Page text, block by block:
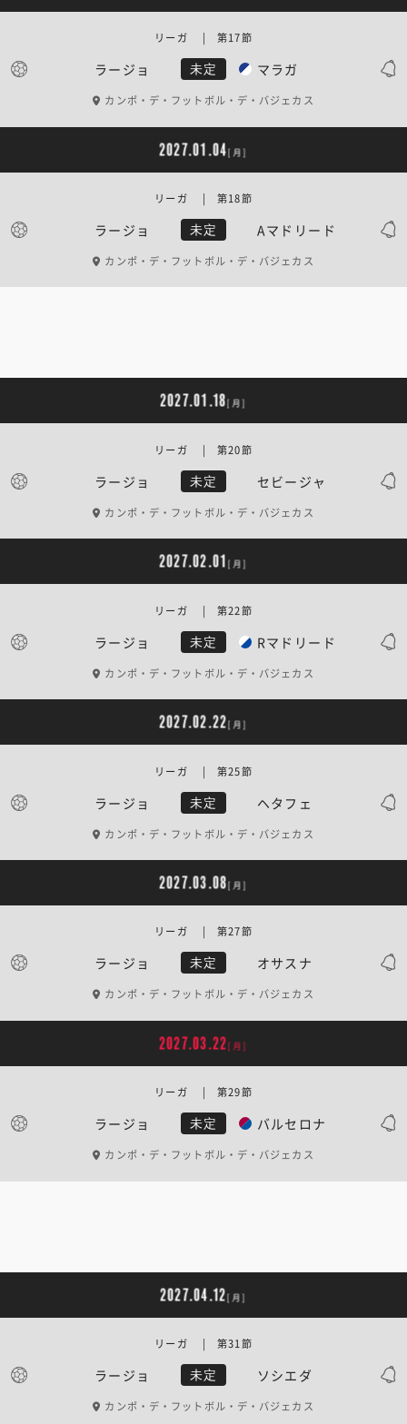
ラージョ 未定 マラガ
リーガ | 第17節
カンポ・デ・フットボル・デ・バジェカス
2027.01.04[月]
ラージョ 未定 Aマドリード
リーガ | 第18節
カンポ・デ・フットボル・デ・バジェカス
2027.01.18[月]
ラージョ 未定 セビージャ
リーガ | 第20節
カンポ・デ・フットボル・デ・バジェカス
2027.02.01 [月]
ラージョ 未定 Rマドリード
リーガ | 第22節
カンポ・デ・フットボル・デ・バジェカス
2027.02.22[月]
ラージョ 未定 ヘタフェ
リーガ | 第25節
カンポ・デ・フットボル・デ・バジェカス
2027.03.08[月]
ラージョ 未定 オサスナ
リーガ | 第27節
カンポ・デ・フットボル・デ・バジェカス
2027.03.22[月]
ラージョ 未定 バルセロナ
リーガ | 第29節
カンポ・デ・フットボル・デ・バジェカス
2027.04.12[月]
ラージョ 未定 ソシエダ
リーガ | 第31節
カンポ・デ・フットボル・デ・バジェカス